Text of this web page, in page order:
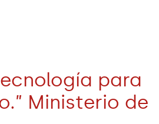
para
Ministerio de